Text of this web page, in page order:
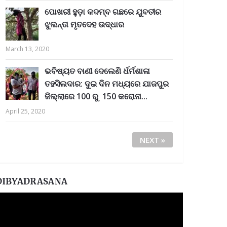
ପୋଖରୀ ହୁଡ଼ା କଦମ୍ବ ଗଛରେ ଯୁବତୀର
ଝୁଲନ୍ତା ମୃତଦେହ ଉଦ୍ଧାର
March 13, 2020
ଭବିଷ୍ୟତ ବାଣୀ ଦେଲେଣି ର୍ଧର୍ମଶାଳା
ତହସିଲଦାର: ଦୁଇ ଦିନ ମଧ୍ୟରେ ଯାଜପୁର
ଜିଲ୍ଲାରେ 100 ରୁ 150 କରୋନା...
April 25, 2020
NEXT »